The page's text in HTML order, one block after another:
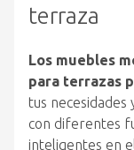
terraza
Los muebles
para terrazas
tus
con diferentes
inteligentes en